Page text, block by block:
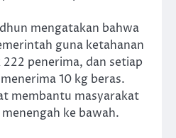
mengatakan bahwa
guna ketahanan
penerima, dan setiap
10 kg beras.
membantu masyarakat
ke bawah.